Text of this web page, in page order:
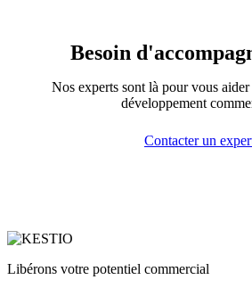
Besoin
Nos experts sont là pour vous
développement
Contacter un
Libérons votre potentiel commercial